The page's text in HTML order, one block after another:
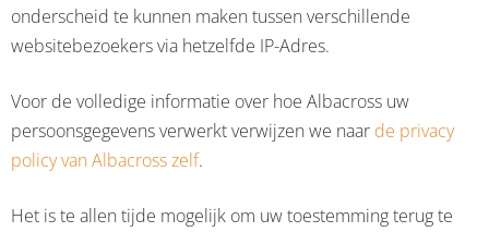
onderscheid te kunnen maken tussen verschillende
websitebezoekers via hetzelfde IP-Adres.
Voor de volledige informatie over hoe Albacross uw
persoonsgegevens verwerkt verwijzen we naar de privacy
policy van Albacross zelf.
Het is te allen tijde mogelijk om uw toestemming terug te